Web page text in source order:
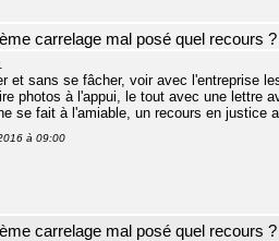
carrelage mal posé quel recours ?
et sans se fâcher, voir avec l'entreprise
photos à l'appui, le tout avec une lettre
se fait à l'amiable, un recours en justice
à 09:00
carrelage mal posé quel recours ?